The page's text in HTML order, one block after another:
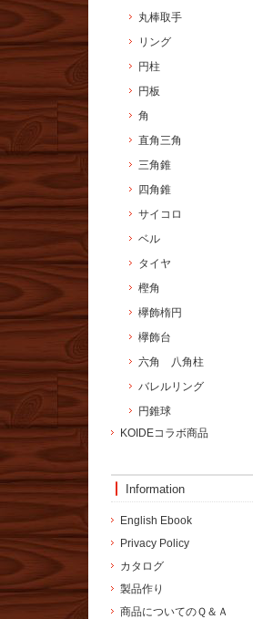
丸棒取手
リング
円柱
円板
角
直角三角
三角錐
四角錐
サイコロ
ベル
タイヤ
樫角
欅飾楕円
欅飾台
六角 八角柱
バレルリング
円錐球
KOIDEコラボ商品
Information
English Ebook
Privacy Policy
カタログ
製品作り
商品についてのＱ＆Ａ